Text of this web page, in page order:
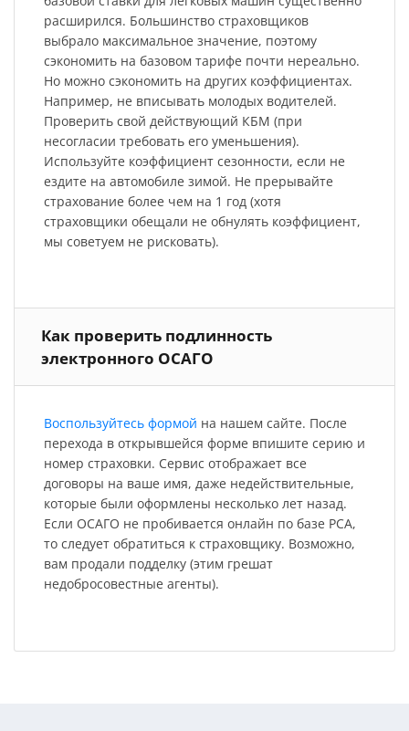
расширился. Большинство страховщиков
выбрало максимальное значение, поэтому
сэкономить на базовом тарифе почти нереально.
Но можно сэкономить на других коэффициентах.
Например, не вписывать молодых водителей.
Проверить свой действующий КБМ (при
несогласии требовать его уменьшения).
Используйте коэффициент сезонности, если не
ездите на автомобиле зимой. Не прерывайте
страхование более чем на 1 год (хотя
страховщики обещали не обнулять коэффициент,
мы советуем не рисковать).
Как проверить подлинность
электронного ОСАГО
Воспользуйтесь формой на нашем сайте. После
перехода в открывшейся форме впишите серию и
номер страховки. Сервис отображает все
договоры на ваше имя, даже недействительные,
которые были оформлены несколько лет назад.
Если ОСАГО не пробивается онлайн по базе РСА,
то следует обратиться к страховщику. Возможно,
вам продали подделку (этим грешат
недобросовестные агенты).